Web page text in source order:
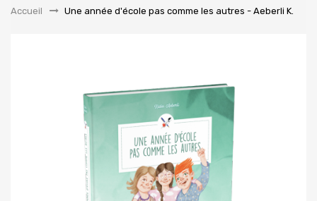
Accueil
&gt;Une année d'école pas comme les autres - Aeberli K.